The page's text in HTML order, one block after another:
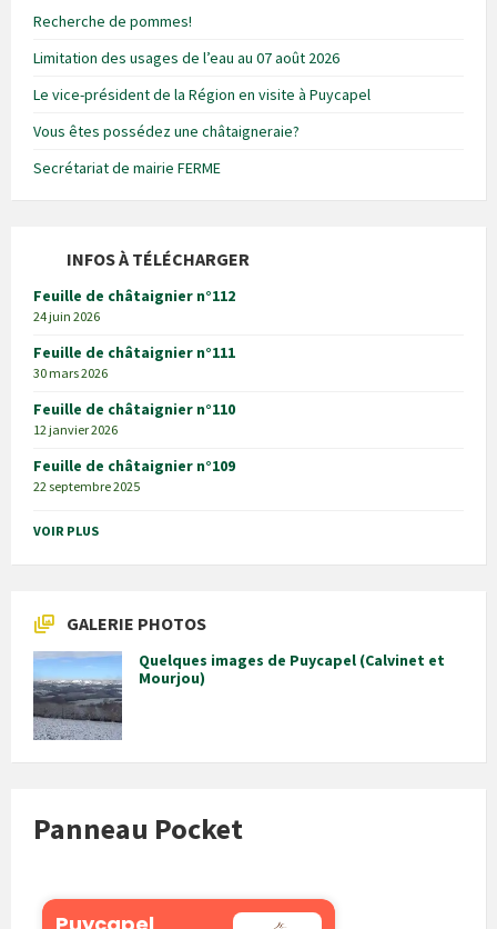
Recherche de pommes!
Limitation des usages de l’eau au 07 août 2026
Le vice-président de la Région en visite à Puycapel
Vous êtes possédez une châtaigneraie?
Secrétariat de mairie FERME
INFOS À TÉLÉCHARGER
Feuille de châtaignier n°112
24 juin 2026
Feuille de châtaignier n°111
30 mars 2026
Feuille de châtaignier n°110
12 janvier 2026
Feuille de châtaignier n°109
22 septembre 2025
VOIR PLUS
GALERIE PHOTOS
Quelques images de Puycapel (Calvinet et
Mourjou)
Panneau Pocket